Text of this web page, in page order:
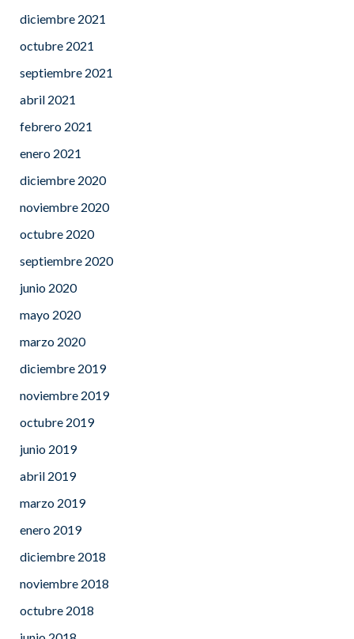
diciembre 2021
octubre 2021
septiembre 2021
abril 2021
febrero 2021
enero 2021
diciembre 2020
noviembre 2020
octubre 2020
septiembre 2020
junio 2020
mayo 2020
marzo 2020
diciembre 2019
noviembre 2019
octubre 2019
junio 2019
abril 2019
marzo 2019
enero 2019
diciembre 2018
noviembre 2018
octubre 2018